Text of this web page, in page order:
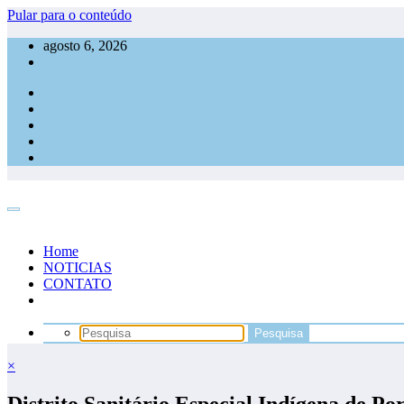
Pular para o conteúdo
agosto 6, 2026
Home
NOTICIAS
CONTATO
×